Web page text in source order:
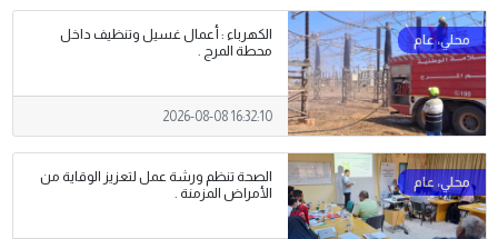
الكهرباء : أعمال غسيل وتنظيف داخل
محطة المرج .
2026-08-08 16:32:10
الصحة تنظم ورشة عمل لتعزيز الوقاية من
الأمراض المزمنة .